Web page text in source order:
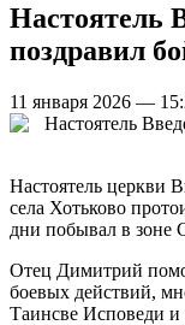
Настоятель
поздравил
11 января 2026 —
Настоятель церкви
села Хотьково
дни побывал в зоне
Отец Димитрий
боевых действий,
Таинсве Исповеди